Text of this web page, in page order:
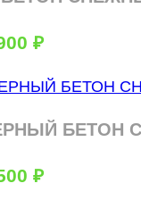
₽
БЕТОН
₽